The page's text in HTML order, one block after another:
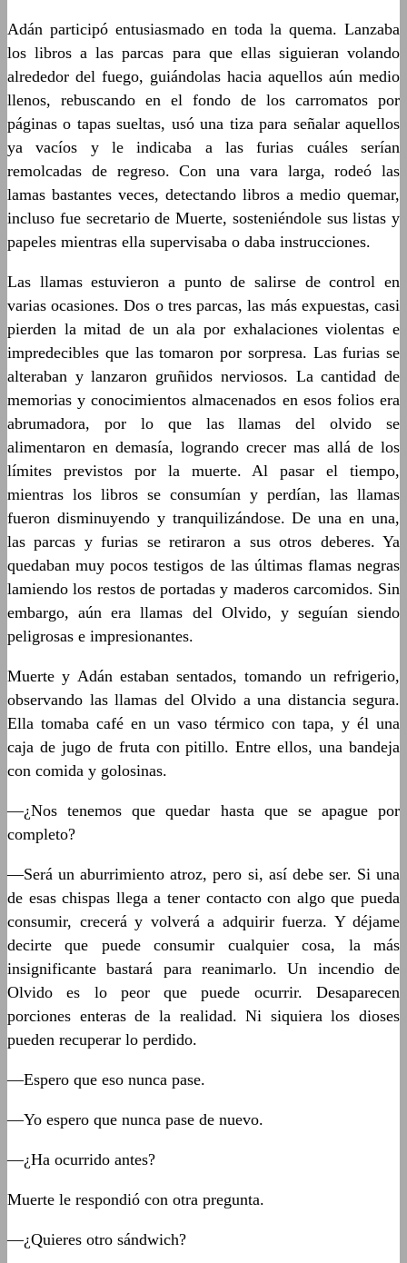
Adán participó entusiasmado en toda la quema. Lanzaba
los libros a las parcas para que ellas siguieran volando
alrededor del fuego, guiándolas hacia aquellos aún medio
llenos, rebuscando en el fondo de los carromatos por
páginas o tapas sueltas, usó una tiza para señalar aquellos
ya vacíos y le indicaba a las furias cuáles serían
remolcadas de regreso. Con una vara larga, rodeó las
lamas bastantes veces, detectando libros a medio quemar,
incluso fue secretario de Muerte, sosteniéndole sus listas y
papeles mientras ella supervisaba o daba instrucciones.
Las llamas estuvieron a punto de salirse de control en
varias ocasiones. Dos o tres parcas, las más expuestas, casi
pierden la mitad de un ala por exhalaciones violentas e
impredecibles que las tomaron por sorpresa. Las furias se
alteraban y lanzaron gruñidos nerviosos. La cantidad de
memorias y conocimientos almacenados en esos folios era
abrumadora, por lo que las llamas del olvido se
alimentaron en demasía, logrando crecer mas allá de los
límites previstos por la muerte. Al pasar el tiempo,
mientras los libros se consumían y perdían, las llamas
fueron disminuyendo y tranquilizándose. De una en una,
las parcas y furias se retiraron a sus otros deberes. Ya
quedaban muy pocos testigos de las últimas flamas negras
lamiendo los restos de portadas y maderos carcomidos. Sin
embargo, aún era llamas del Olvido, y seguían siendo
peligrosas e impresionantes.
Muerte y Adán estaban sentados, tomando un refrigerio,
observando las llamas del Olvido a una distancia segura.
Ella tomaba café en un vaso térmico con tapa, y él una
caja de jugo de fruta con pitillo. Entre ellos, una bandeja
con comida y golosinas.
—¿Nos tenemos que quedar hasta que se apague por
completo?
—Será un aburrimiento atroz, pero si, así debe ser. Si una
de esas chispas llega a tener contacto con algo que pueda
consumir, crecerá y volverá a adquirir fuerza. Y déjame
decirte que puede consumir cualquier cosa, la más
insignificante bastará para reanimarlo. Un incendio de
Olvido es lo peor que puede ocurrir. Desaparecen
porciones enteras de la realidad. Ni siquiera los dioses
pueden recuperar lo perdido.
—Espero que eso nunca pase.
—Yo espero que nunca pase de nuevo.
—¿Ha ocurrido antes?
Muerte le respondió con otra pregunta.
—¿Quieres otro sándwich?